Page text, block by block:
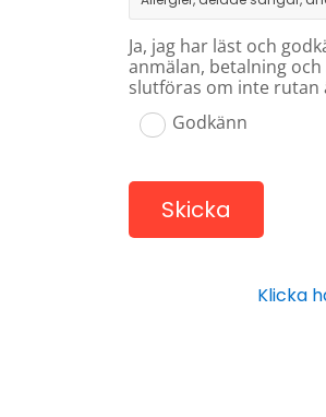
Ja, jag har läst och
anmälan, betalning och
slutföras om inte rutan
Godkänn
Klicka